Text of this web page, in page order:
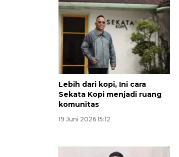
Lebih dari kopi, Ini cara
Sekata Kopi menjadi ruang
komunitas
19 Juni 2026 15:12